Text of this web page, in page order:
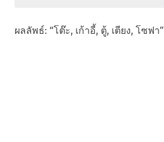
ผลลัพธ์: “โต๊ะ, เก้าอี้, ตู้, เตียง, โซฟา”